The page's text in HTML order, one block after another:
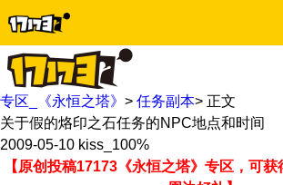
专区_《永恒之塔》 > 任务副本> 正文
关于假的烙印之石任务的NPC地点和时间
2009-05-10 kiss_100%
【原创投稿17173《永恒之塔》专区，可